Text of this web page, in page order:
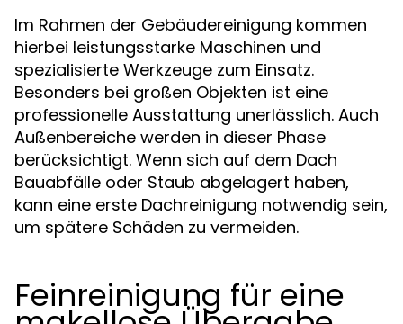
Im Rahmen der Gebäudereinigung kommen
hierbei leistungsstarke Maschinen und
spezialisierte Werkzeuge zum Einsatz.
Besonders bei großen Objekten ist eine
professionelle Ausstattung unerlässlich. Auch
Außenbereiche werden in dieser Phase
berücksichtigt. Wenn sich auf dem Dach
Bauabfälle oder Staub abgelagert haben,
kann eine erste Dachreinigung notwendig sein,
um spätere Schäden zu vermeiden.
Feinreinigung für eine